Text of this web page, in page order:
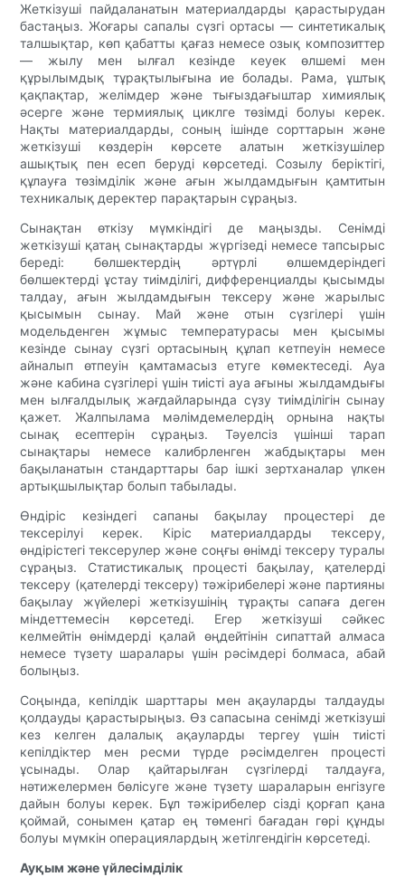
Жеткізуші пайдаланатын материалдарды қарастырудан
бастаңыз. Жоғары сапалы сүзгі ортасы — синтетикалық
талшықтар, көп қабатты қағаз немесе озық композиттер
— жылу мен ылғал кезінде кеуек өлшемі мен
құрылымдық тұрақтылығына ие болады. Рама, ұштық
қақпақтар, желімдер және тығыздағыштар химиялық
әсерге және термиялық циклге төзімді болуы керек.
Нақты материалдарды, соның ішінде сорттарын және
жеткізуші көздерін көрсете алатын жеткізушілер
ашықтық пен есеп беруді көрсетеді. Созылу беріктігі,
құлауға төзімділік және ағын жылдамдығын қамтитын
техникалық деректер парақтарын сұраңыз.
Сынақтан өткізу мүмкіндігі де маңызды. Сенімді
жеткізуші қатаң сынақтарды жүргізеді немесе тапсырыс
береді: бөлшектердің әртүрлі өлшемдеріндегі
бөлшектерді ұстау тиімділігі, дифференциалды қысымды
талдау, ағын жылдамдығын тексеру және жарылыс
қысымын сынау. Май және отын сүзгілері үшін
модельденген жұмыс температурасы мен қысымы
кезінде сынау сүзгі ортасының құлап кетпеуін немесе
айналып өтпеуін қамтамасыз етуге көмектеседі. Ауа
және кабина сүзгілері үшін тиісті ауа ағыны жылдамдығы
мен ылғалдылық жағдайларында сүзу тиімділігін сынау
қажет. Жалпылама мәлімдемелердің орнына нақты
сынақ есептерін сұраңыз. Тәуелсіз үшінші тарап
сынақтары немесе калибрленген жабдықтары мен
бақыланатын стандарттары бар ішкі зертханалар үлкен
артықшылықтар болып табылады.
Өндіріс кезіндегі сапаны бақылау процестері де
тексерілуі керек. Кіріс материалдарды тексеру,
өндірістегі тексерулер және соңғы өнімді тексеру туралы
сұраңыз. Статистикалық процесті бақылау, қателерді
тексеру (қателерді тексеру) тәжірибелері және партияны
бақылау жүйелері жеткізушінің тұрақты сапаға деген
міндеттемесін көрсетеді. Егер жеткізуші сәйкес
келмейтін өнімдерді қалай өңдейтінін сипаттай алмаса
немесе түзету шаралары үшін рәсімдері болмаса, абай
болыңыз.
Соңында, кепілдік шарттары мен ақауларды талдауды
қолдауды қарастырыңыз. Өз сапасына сенімді жеткізуші
кез келген далалық ақауларды тергеу үшін тиісті
кепілдіктер мен ресми түрде рәсімделген процесті
ұсынады. Олар қайтарылған сүзгілерді талдауға,
нәтижелермен бөлісуге және түзету шараларын енгізуге
дайын болуы керек. Бұл тәжірибелер сізді қорғап қана
қоймай, сонымен қатар ең төменгі бағадан гөрі құнды
болуы мүмкін операциялардың жетілгендігін көрсетеді.
Ауқым және үйлесімділік